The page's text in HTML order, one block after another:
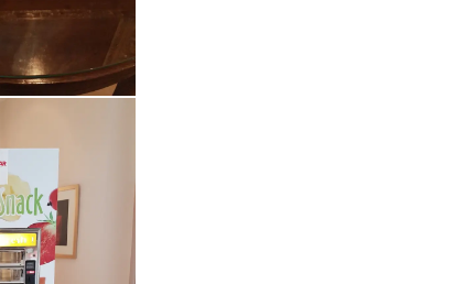
Open de galerij in vergrote weergave